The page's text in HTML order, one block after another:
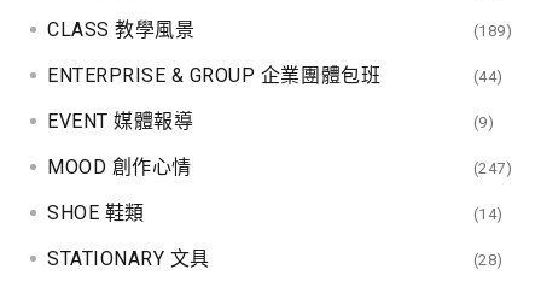
CLASS 教學風景 (189)
ENTERPRISE & GROUP 企業團體包班 (44)
EVENT 媒體報導 (9)
MOOD 創作心情 (247)
SHOE 鞋類 (14)
STATIONARY 文具 (28)